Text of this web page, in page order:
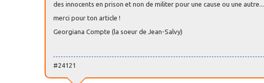
des innocents en prison et non de militer pour une cause ou une autre...
merci pour ton article !
Georgiana Compte (la soeur de Jean-Salvy)
#24121